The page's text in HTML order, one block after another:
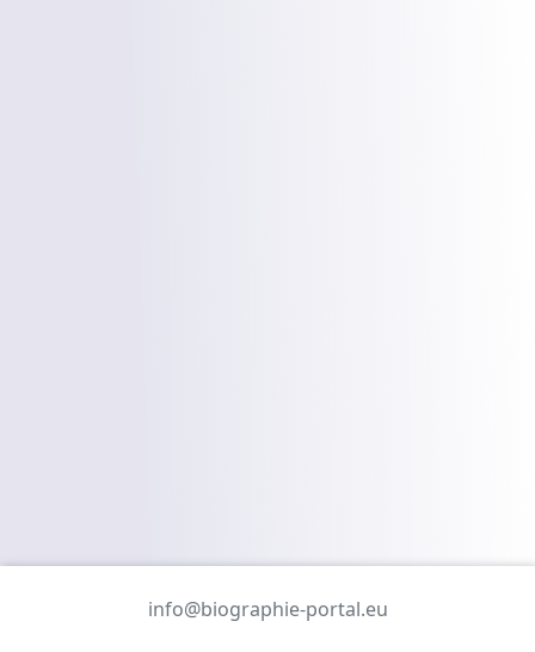
info@biographie-portal.eu